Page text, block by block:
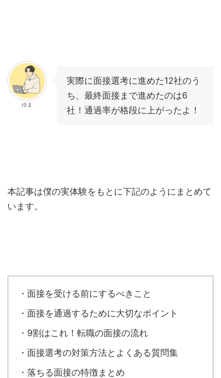
ゆま
実際に面接選考に進めた12社のう
ち、最終面接まで進めたのは6
社！通過率が格段に上がったよ！
本記事は僕の実体験をもとに下記のようにまとめて
います。
・面接を受ける前にするべきこと
・面接を通過するために大切なポイント
・9割はこれ！転職の面接の流れ
・面接選考の対策方法とよくある質問集
・落ちる面接の特徴まとめ